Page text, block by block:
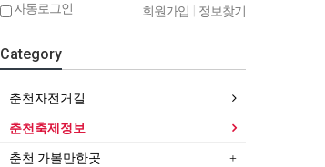
자동로그인 회원가입 정보찾기
Category
춘천자전거길
춘천축제정보
춘천 가볼만한곳